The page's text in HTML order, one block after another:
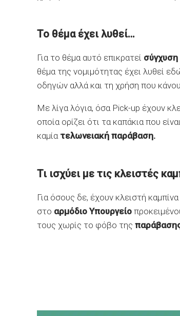
Το θέμα έχει λυθεί…
Για το θέμα αυτό επικρατεί σύγχυση
θέμα της νομιμότητας έχει λυθεί
οδηγών αλλά και τη χρήση που
Με λίγα λόγια, όσα Pick-up έχουν
οποία ορίζει ότι τα καπάκια που
καμίατελωνειακή παράβαση.
Τι ισχύει με τις κλειστές
Για όσους δε, έχουν κλειστή
στο αρμόδιο Υπουργείο
τους χωρίς το φόβο της